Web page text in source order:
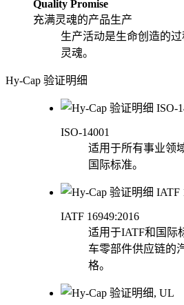
Quality Promise
充满灵魂的产品生产
生产活动是生命创造的
灵魂。
Hy-Cap 验证明细
ISO-14001
适用于所有事业领
国际标准。
IATF 16949:2016
适用于IATF和国际
车零部件供应链的
格。